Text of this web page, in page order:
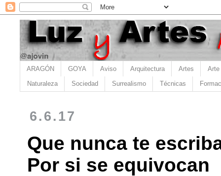
ARAGÓN GOYA Aviso Arquitectura Artes Arte
Naturaleza Sociedad Surrealismo Técnicas
6.6.17
Que nunca te
Por si se equivocan